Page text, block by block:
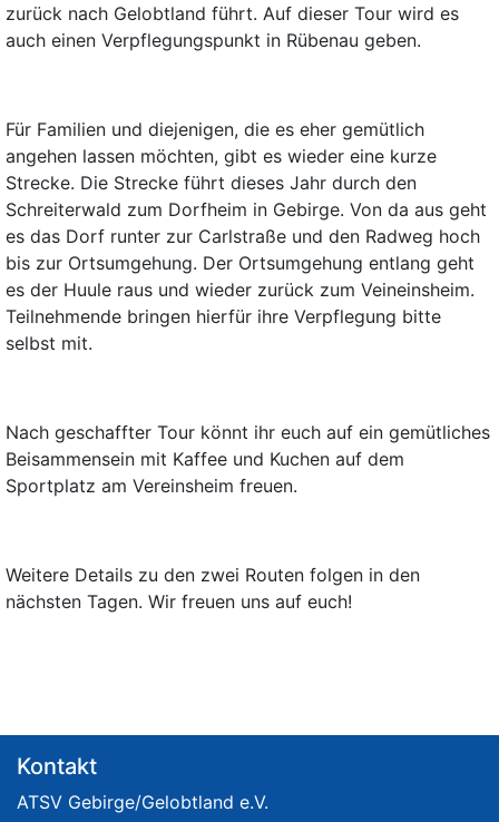
zurück nach Gelobtland führt. Auf dieser Tour wird es
auch einen Verpflegungspunkt in Rübenau geben.
Für Familien und diejenigen, die es eher gemütlich
angehen lassen möchten, gibt es wieder eine kurze
Strecke. Die Strecke führt dieses Jahr durch den
Schreiterwald zum Dorfheim in Gebirge. Von da aus geht
es das Dorf runter zur Carlstraße und den Radweg hoch
bis zur Ortsumgehung. Der Ortsumgehung entlang geht
es der Huule raus und wieder zurück zum Veineinsheim.
Teilnehmende bringen hierfür ihre Verpflegung bitte
selbst mit.
Nach geschaffter Tour könnt ihr euch auf ein gemütliches
Beisammensein mit Kaffee und Kuchen auf dem
Sportplatz am Vereinsheim freuen.
Weitere Details zu den zwei Routen folgen in den
nächsten Tagen. Wir freuen uns auf euch!
Kontakt
ATSV Gebirge/Gelobtland e.V.